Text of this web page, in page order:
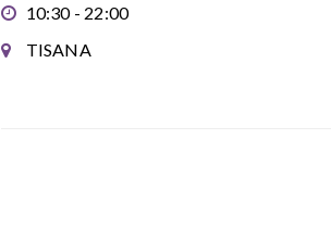
10:30 - 22:00
TISANA